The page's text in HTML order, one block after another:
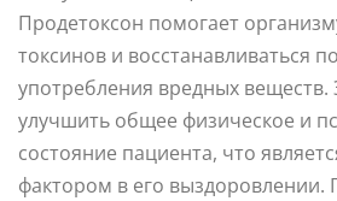
Продетоксон помогает
токсинов и восстанавливаться
употребления вредных веществ.
улучшить общее физическое и
состояние пациента, что
фактором в его выздоровлении.